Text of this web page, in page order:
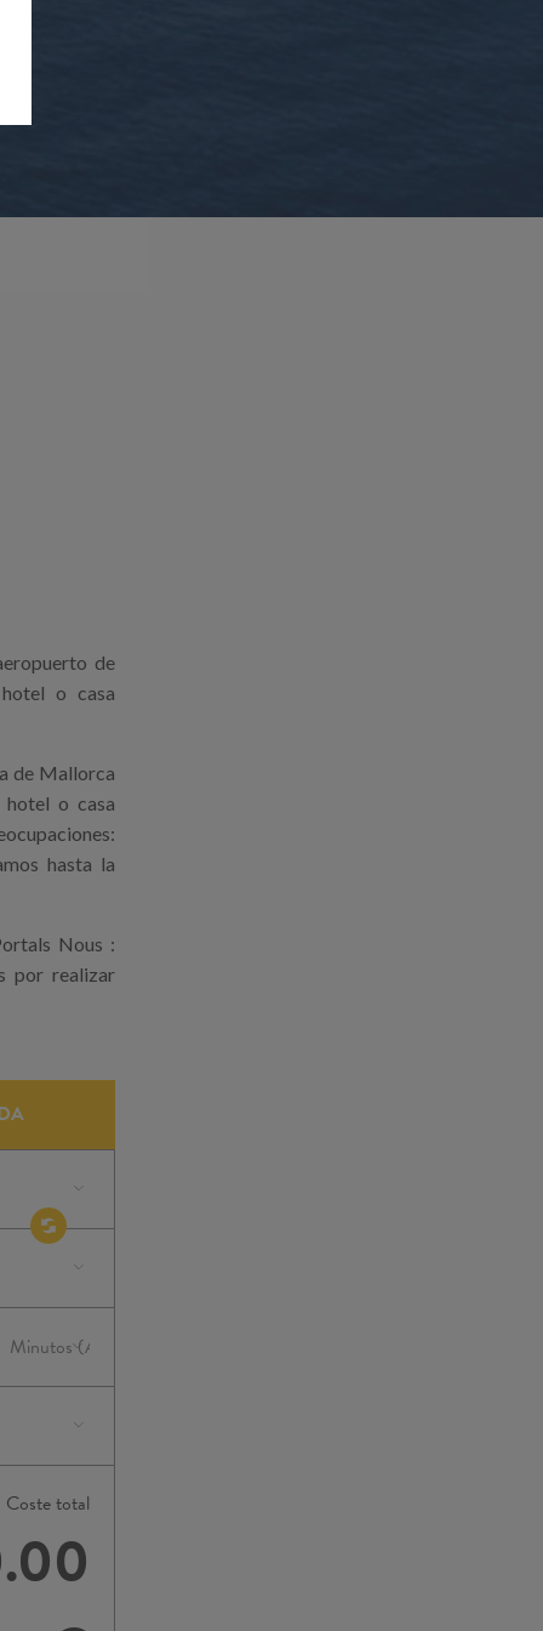
de
o casa
de Mallorca
o casa
hasta la
Nous :
por realizar
Coste total